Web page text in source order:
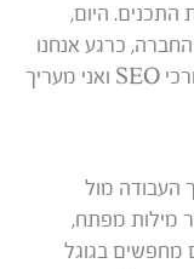
התכנים. היום,
כרגע אנחנו
נדרשים למשהו כמו 20 תכנים בחודש לצורכי SEO ואני מעריך
העבודה מול
מילות מפתח,
בגוגל